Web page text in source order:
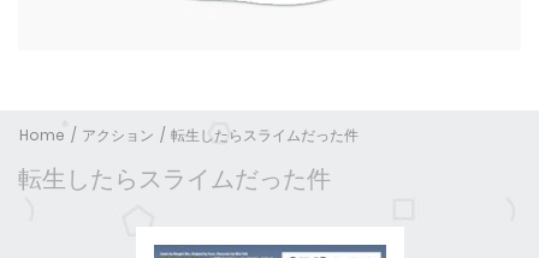
Home アクション 転生したらスライムだった件
転生したらスライムだった件